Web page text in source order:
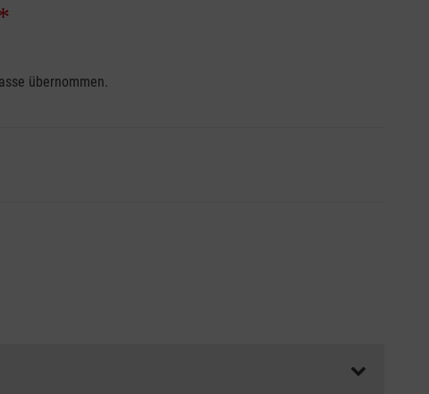
übernommen.
die Abrechnungsunterlagen spätestens zu Kursbeginn